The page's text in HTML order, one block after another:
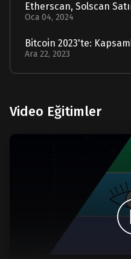
Oca 04, 2024
Ara 22, 2023
Video Eğitimler